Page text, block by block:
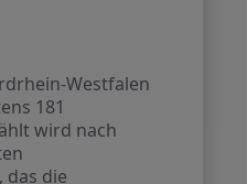
Westfalen
181
wird nach
das die